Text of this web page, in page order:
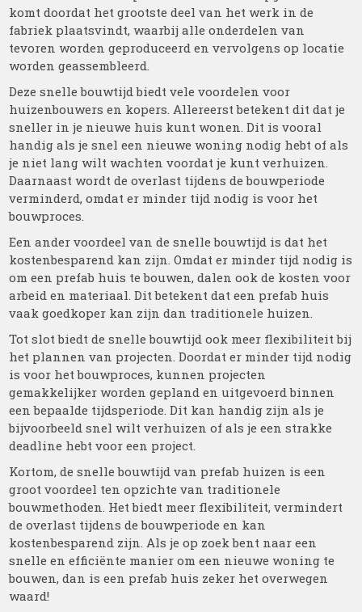
komt doordat het grootste deel van het werk in de
fabriek plaatsvindt, waarbij alle onderdelen van
tevoren worden geproduceerd en vervolgens op locatie
worden geassembleerd.
Deze snelle bouwtijd biedt vele voordelen voor
huizenbouwers en kopers. Allereerst betekent dit dat je
sneller in je nieuwe huis kunt wonen. Dit is vooral
handig als je snel een nieuwe woning nodig hebt of als
je niet lang wilt wachten voordat je kunt verhuizen.
Daarnaast wordt de overlast tijdens de bouwperiode
verminderd, omdat er minder tijd nodig is voor het
bouwproces.
Een ander voordeel van de snelle bouwtijd is dat het
kostenbesparend kan zijn. Omdat er minder tijd nodig is
om een prefab huis te bouwen, dalen ook de kosten voor
arbeid en materiaal. Dit betekent dat een prefab huis
vaak goedkoper kan zijn dan traditionele huizen.
Tot slot biedt de snelle bouwtijd ook meer flexibiliteit bij
het plannen van projecten. Doordat er minder tijd nodig
is voor het bouwproces, kunnen projecten
gemakkelijker worden gepland en uitgevoerd binnen
een bepaalde tijdsperiode. Dit kan handig zijn als je
bijvoorbeeld snel wilt verhuizen of als je een strakke
deadline hebt voor een project.
Kortom, de snelle bouwtijd van prefab huizen is een
groot voordeel ten opzichte van traditionele
bouwmethoden. Het biedt meer flexibiliteit, vermindert
de overlast tijdens de bouwperiode en kan
kostenbesparend zijn. Als je op zoek bent naar een
snelle en efficiënte manier om een nieuwe woning te
bouwen, dan is een prefab huis zeker het overwegen
waard!